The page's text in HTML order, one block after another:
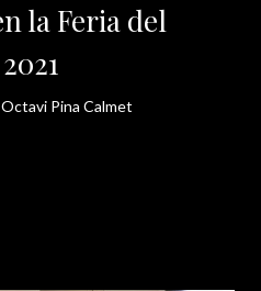
la Feria del
Octavi Pina Calmet